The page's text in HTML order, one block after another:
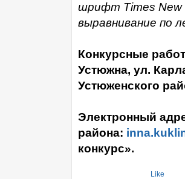
шрифт Times New
выравнивание по
Конкурсные
Устюжна, ул.
Устюженского
Электронный
района:
конкурс».
Like